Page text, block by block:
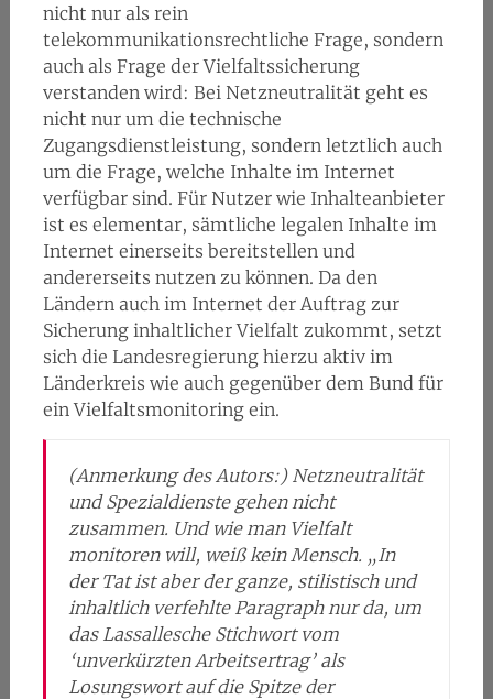
nicht nur als rein
telekommunikationsrechtliche Frage, sondern
auch als Frage der Vielfaltssicherung
verstanden wird: Bei Netzneutralität geht es
nicht nur um die technische
Zugangsdienstleistung, sondern letztlich auch
um die Frage, welche Inhalte im Internet
verfügbar sind. Für Nutzer wie Inhalteanbieter
ist es elementar, sämtliche legalen Inhalte im
Internet einerseits bereitstellen und
andererseits nutzen zu können. Da den
Ländern auch im Internet der Auftrag zur
Sicherung inhaltlicher Vielfalt zukommt, setzt
sich die Landesregierung hierzu aktiv im
Länderkreis wie auch gegenüber dem Bund für
ein Vielfaltsmonitoring ein.
(Anmerkung des Autors:) Netzneutralität
und Spezialdienste gehen nicht
zusammen. Und wie man Vielfalt
monitoren will, weiß kein Mensch. „In
der Tat ist aber der ganze, stilistisch und
inhaltlich verfehlte Paragraph nur da, um
das Lassallesche Stichwort vom
‘unverkürzten Arbeitsertrag’ als
Losungswort auf die Spitze der